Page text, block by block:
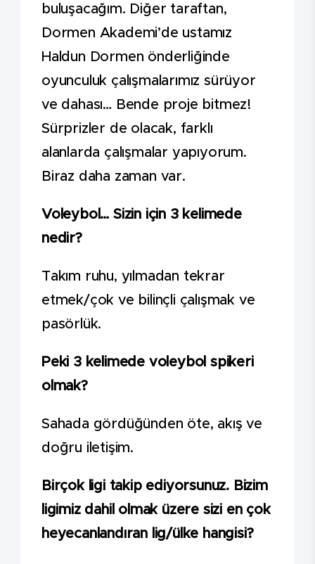
buluşacağım. Diğer taraftan,
Dormen Akademi’de ustamız
Haldun Dormen önderliğinde
oyunculuk çalışmalarımız sürüyor
ve dahası… Bende proje bitmez!
Sürprizler de olacak, farklı
alanlarda çalışmalar yapıyorum.
Biraz daha zaman var.
Voleybol… Sizin için 3 kelimede
nedir?
Takım ruhu, yılmadan tekrar
etmek/çok ve bilinçli çalışmak ve
pasörlük.
Peki 3 kelimede voleybol spikeri
olmak?
Sahada gördüğünden öte, akış ve
doğru iletişim.
Birçok ligi takip ediyorsunuz. Bizim
ligimiz dahil olmak üzere sizi en çok
heyecanlandıran lig/ülke hangisi?